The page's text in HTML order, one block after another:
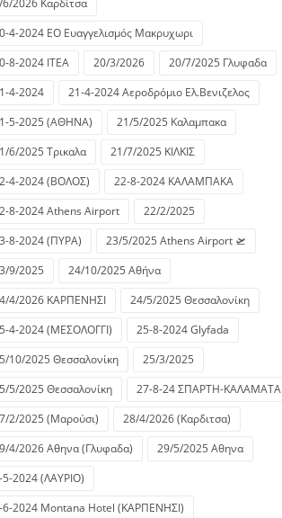
2026 Καρδίτσα
4-2024 ΕΟ Ευαγγελισμός Μακρυχωρι
8-2024 ΙΤΕΑ
20/3/2026
20/7/2025 Γλυφαδα
4-2024
21-4-2024 Αεροδρόμιο Ελ.Βενιζελος
5-2025 (ΑΘΗΝΑ)
21/5/2025 Καλαμπακα
6/2025 Τρικαλα
21/7/2025 ΚΙΛΚΙΣ
4-2024 (ΒΟΛΟΣ)
22-8-2024 ΚΑΛΑΜΠΑΚΑ
8-2024 Athens Airport
22/2/2025
8-2024 (ΠΥΡΑ)
23/5/2025 Athens Airport 🛫
9/2025
24/10/2025 Αθήνα
4/2026 ΚΑΡΠΕΝΗΣΙ
24/5/2025 Θεσσαλονίκη
4-2024 (ΜΕΣΟΛΟΓΓΙ)
25-8-2024 Glyfada
10/2025 Θεσσαλονίκη
25/3/2025
5/2025 Θεσσαλονίκη
27-8-24 ΣΠΑΡΤΗ-ΚΑΛΑΜΑΤΑ
2/2025 (Μαρούσι)
28/4/2026 (Καρδιτσα)
4/2026 Αθηνα (Γλυφαδα)
29/5/2025 Αθηνα
5-2024 (ΛΑΥΡΙΟ)
6-2024 Montana Hotel (ΚΑΡΠΕΝΗΣΙ)